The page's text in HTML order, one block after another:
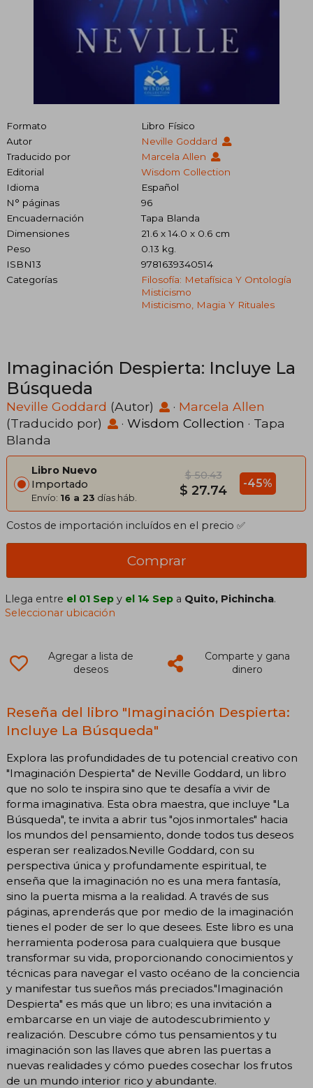
Formato
Libro Físico
Autor
Neville Goddard
Traducido por
Marcela Allen
Editorial
Wisdom Collection
Idioma
Español
N° páginas
96
Encuadernación
Tapa Blanda
Dimensiones
21.6 x 14.0 x 0.6 cm
Peso
0.13 kg.
ISBN13
9781639340514
Categorías
Filosofía: Metafísica Y Ontología
Misticismo
Misticismo, Magia Y Rituales
Imaginación Despierta: Incluye La
Búsqueda
Neville Goddard (Autor) · Marcela Allen
(Traducido por)
· Wisdom Collection · Tapa
Blanda
Libro Nuevo
Importado
Envío: 16 a 23 días háb.
$ 50.43
$ 27.74 -45%
Costos de importación incluídos en el precio ✅
Comprar
Llega entre el 01 Sep y el 14 Sep a Quito, Pichincha.
Seleccionar ubicación
Agregar a lista de
deseos
Comparte y gana
dinero
Reseña del libro "Imaginación Despierta:
Incluye La Búsqueda"
Explora las profundidades de tu potencial creativo con
"Imaginación Despierta" de Neville Goddard, un libro
que no solo te inspira sino que te desafía a vivir de
forma imaginativa. Esta obra maestra, que incluye "La
Búsqueda", te invita a abrir tus "ojos inmortales" hacia
los mundos del pensamiento, donde todos tus deseos
esperan ser realizados.Neville Goddard, con su
perspectiva única y profundamente espiritual, te
enseña que la imaginación no es una mera fantasía,
sino la puerta misma a la realidad. A través de sus
páginas, aprenderás que por medio de la imaginación
tienes el poder de ser lo que desees. Este libro es una
herramienta poderosa para cualquiera que busque
transformar su vida, proporcionando conocimientos y
técnicas para navegar el vasto océano de la conciencia
y manifestar tus sueños más preciados."Imaginación
Despierta" es más que un libro; es una invitación a
embarcarse en un viaje de autodescubrimiento y
realización. Descubre cómo tus pensamientos y tu
imaginación son las llaves que abren las puertas a
nuevas realidades y cómo puedes cosechar los frutos
de un mundo interior rico y abundante.